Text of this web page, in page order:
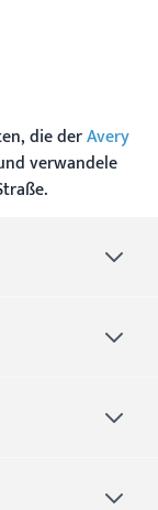
die derAvery
verwandele